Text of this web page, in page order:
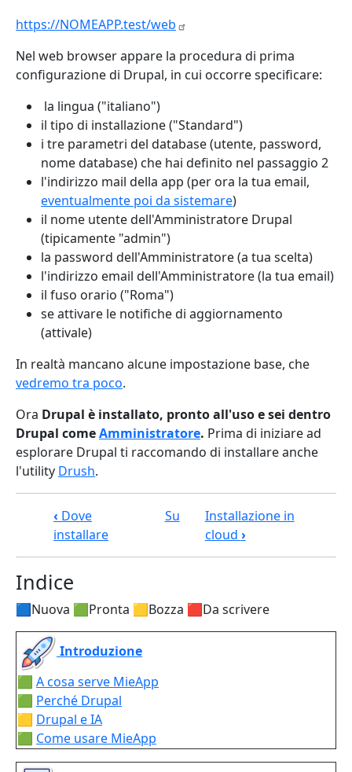
Indice
🟦Nuova 🟩Pronta 🟨Bozza 🟥Da scrivere
Introduzione
🟩 A cosa serve MieApp
🟩 Perché Drupal
🟨 Drupal e IA
🟩 Come usare MieApp
https://NOMEAPP.test/web
Nel web browser appare la procedura di prima
configurazione di Drupal, in cui occorre specificare:
la lingua ("italiano")
il tipo di installazione ("Standard")
i tre parametri del database (utente, password,
nome database) che hai definito nel passaggio 2
l'indirizzo mail della app (per ora la tua email,
eventualmente poi da sistemare)
il nome utente dell'Amministratore Drupal
(tipicamente "admin")
la password dell'Amministratore (a tua scelta)
l'indirizzo email dell'Amministratore (la tua email)
il fuso orario ("Roma")
se attivare le notifiche di aggiornamento
(attivale)
In realtà mancano alcune impostazione base, che
vedremo tra poco.
Ora Drupal è installato, pronto all'uso e sei dentro
Drupal comeAmministratore. Prima di iniziare ad
esplorare Drupal ti raccomando di installare anche
l'utility Drush.
Link di attraversamento del book
‹ Dove
installare
Su
Installazione in
cloud ›